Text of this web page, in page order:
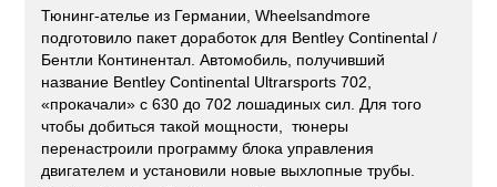
Тюнинг-ателье из Германии, Wheelsandmore
подготовило пакет доработок для Bentley Continental /
Бентли Континентал. Автомобиль, получивший
название Bentley Continental Ultrarsports 702,
«прокачали» с 630 до 702 лошадиных сил. Для того
чтобы добиться такой мощности, тюнеры
перенастроили программу блока управления
двигателем и установили новые выхлопные трубы.